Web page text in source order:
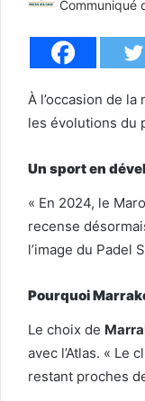
Communiqué
À l’occasion de
les évolutions du
Un sport en
« En 2024, le
recense
l’image du Padel
Pourquoi
Le choix de
avec l’Atlas. «
restant proches